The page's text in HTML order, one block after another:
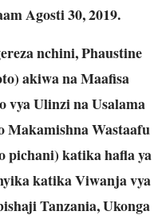
Agosti 30, 2019.
nchini, Phaustine
akiwa naMaafisa
vya Ulinzi na Usalama
Makamishna Wastaafu
pichani) katika hafla ya
katika Viwanja vya
Tanzania, Ukonga